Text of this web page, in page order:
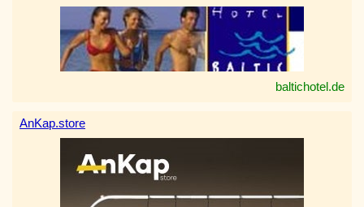
baltichotel.de
AnKap.store